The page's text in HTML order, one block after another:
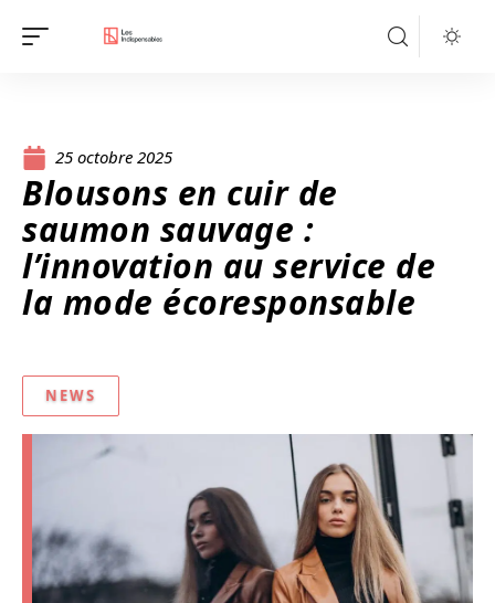
25 octobre 2025
Blousons en cuir de
saumon sauvage :
l’innovation au service de
la mode écoresponsable
NEWS